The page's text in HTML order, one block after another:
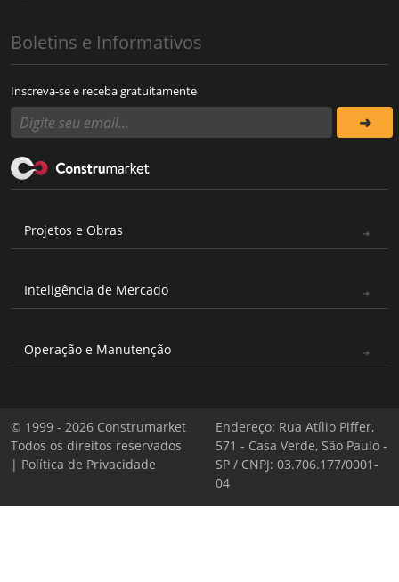
Boletins e Informativos
Inscreva-se e receba gratuitamente
Projetos e Obras
Inteligência de Mercado
Operação e Manutenção
© 1999 - 2026 Construmarket
Todos os direitos reservados
| Política de Privacidade
Endereço: Rua Atílio Piffer,
571 - Casa Verde, São Paulo -
SP / CNPJ: 03.706.177/0001-
04